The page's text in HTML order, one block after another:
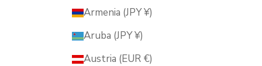
Armenia (JPY ¥)
Aruba (JPY ¥)
Austria (EUR €)